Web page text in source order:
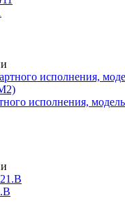
ис­пол­не­ния,